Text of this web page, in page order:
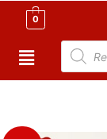
0